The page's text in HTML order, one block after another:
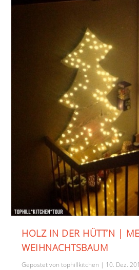
HOLZ IN DER HÜTT’N |
WEIHNACHTSBAUM
Gepostet vontophillkitchen | 10. Dez.